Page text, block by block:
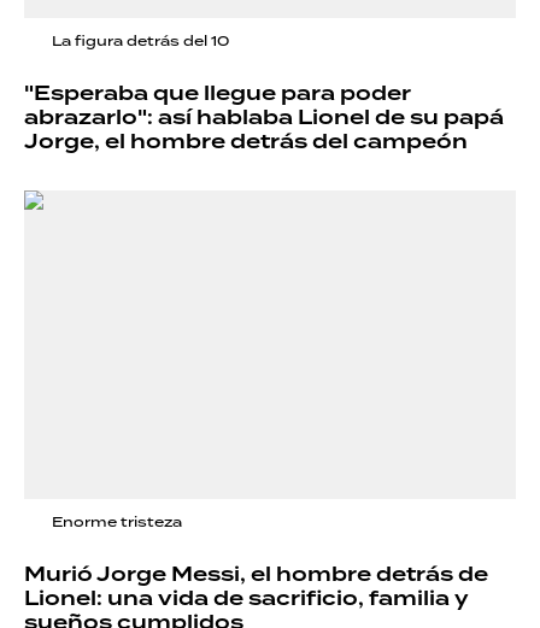
La figura detrás del 10
"Esperaba que llegue para poder
abrazarlo": así hablaba Lionel de su papá
Jorge, el hombre detrás del campeón
Enorme tristeza
Murió Jorge Messi, el hombre detrás de
Lionel: una vida de sacrificio, familia y